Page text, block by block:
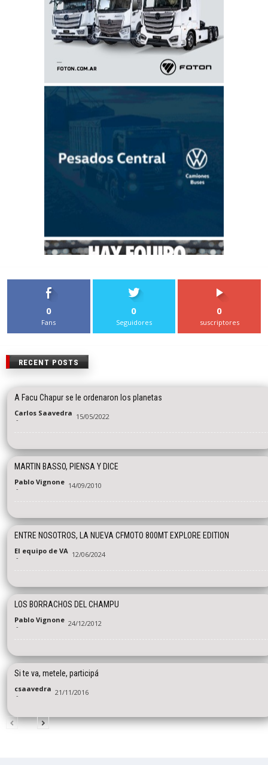
0
Fans
0
Seguidores
0
suscriptores
RECENT POSTS
A Facu Chapur se le ordenaron los planetas
Carlos Saavedra
- 15/05/2022
MARTIN BASSO, PIENSA Y DICE
Pablo Vignone
- 14/09/2010
ENTRE NOSOTROS, LA NUEVA CFMOTO 800MT EXPLORE EDITION
El equipo de VA
- 12/06/2024
LOS BORRACHOS DEL CHAMPU
Pablo Vignone
- 24/12/2012
Si te va, metele, participá
csaavedra
- 21/11/2016